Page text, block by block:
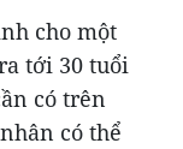
cho một
tới 30 tuổi
có trên
có thể